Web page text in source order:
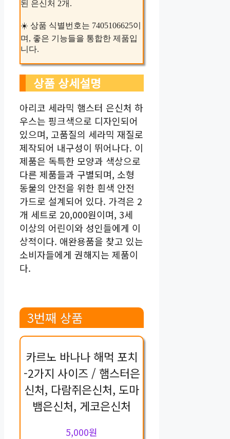
된 은신처 2개.
☀️ 상품 식별번호는 7405106625이
며, 좋은 기능들을 통합한 제품입
니다.
상품 상세설명
아리코 세라믹 햄스터 은신처 하
우스는 핑크색으로 디자인되어
있으며, 고품질의 세라믹 재질로
제작되어 내구성이 뛰어나다. 이
제품은 독특한 모양과 색상으로
다른 제품들과 구별되며, 소형
동물의 안전을 위한 흰색 안전
가드로 설계되어 있다. 가격은 2
개 세트로 20,000원이며, 3세
이상의 어린이와 성인들에게 이
상적이다. 애완용품을 찾고 있는
소비자들에게 권해지는 제품이
다.
3번째 상품
카르노 바나나 해먹 포치
-2가지 사이즈 / 햄스터은
신처, 다람쥐은신처, 도마
뱀은신처, 게코은신처
5,000원